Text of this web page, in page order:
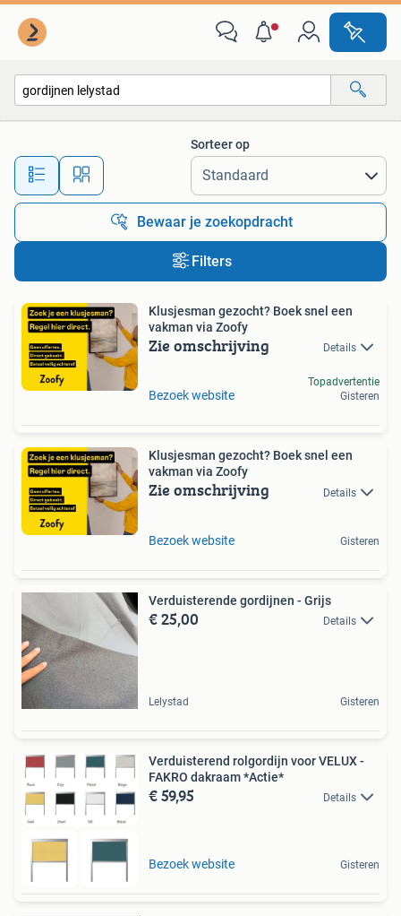
Alle afstanden…
Sorteer op
Bewaar je zoekopdracht
Filters
Klusjesman gezocht? Boek snel een
vakman via Zoofy
Zie omschrijving Details
Bezoek website
Topadvertentie
Gisteren
Klusjesman gezocht? Boek snel een
vakman via Zoofy
Zie omschrijving Details
Bezoek website Gisteren
Verduisterende gordijnen - Grijs
€ 25,00 Details
Lelystad Gisteren
Verduisterend rolgordijn voor VELUX -
FAKRO dakraam *Actie*
€ 59,95 Details
Bezoek website Gisteren